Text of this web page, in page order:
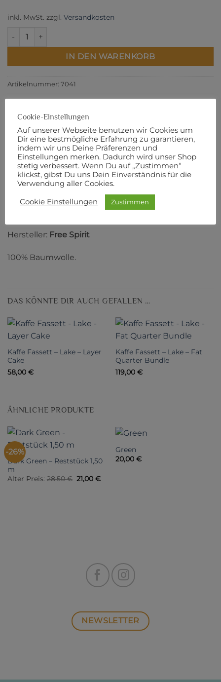
inkl. MwSt. zzgl. Versandkosten
Kaffe Fassett - Meadow - Fat Quarter Bundle Menge
IN DEN WARENKORB
Artikelnummer: 7041
BESCHREIBUNG
ZUSÄTZLICHE INFORMATIONEN
PRODUKTSICHERHEIT
20 Fat Quarter à 18“ x 22“ (ca. 45 cm x 56 cm)
Hersteller: Free Spirit
100% Baumwolle.
DAS KÖNNTE DIR AUCH GEFALLEN …
Kaffe Fassett – Lake – Layer
Cake
58,00 €
Kaffe Fassett – Lake – Fat
Quarter Bundle
119,00 €
ÄHNLICHE PRODUKTE
-26%
Dark Green – Reststück 1,50
m
Alter Preis: 28,50€ Ursprünglicher
Preis
21,00 €Aktueller
Green
20,00 €
NEWSLETTER
Cookie-Einstellungen
Auf unserer Webseite benutzen wir Cookies um
Dir eine bestmögliche Erfahrung zu garantieren,
indem wir uns Deine Präferenzen und
Einstellungen merken. Dadurch wird unser Shop
stetig verbessert. Wenn Du auf „Zustimmen“
klickst, gibst Du uns Dein Einverständnis für die
Verwendung aller Cookies.
Cookie Einstellungen Zustimmen